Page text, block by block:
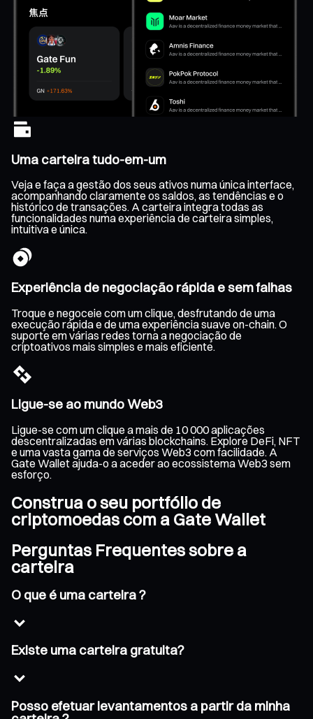
Uma carteira tudo-em-um
Veja e faça a gestão dos seus ativos numa única interface,
acompanhando claramente os saldos, as tendências e o
histórico de transações. A carteira integra todas as
funcionalidades numa experiência de carteira simples,
intuitiva e única.
Experiência de negociação rápida e sem falhas
Troque e negoceie com um clique, desfrutando de uma
execução rápida e de uma experiência suave on-chain. O
suporte em várias redes torna a negociação de
criptoativos mais simples e mais eficiente.
Ligue-se ao mundo Web3
Ligue-se com um clique a mais de 10 000 aplicações
descentralizadas em várias blockchains. Explore DeFi, NFT
e uma vasta gama de serviços Web3 com facilidade. A
Gate Wallet ajuda-o a aceder ao ecossistema Web3 sem
esforço.
Construa o seu portfólio de
criptomoedas com a Gate Wallet
Perguntas Frequentes sobre a
carteira
O que é uma carteira ?
Existe uma carteira gratuita?
Posso efetuar levantamentos a partir da minha